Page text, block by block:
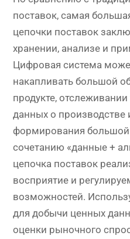
поставок, самая
цепочки поставок
хранении, анализе и
Цифровая система
накапливать большой
продукте,
данных о производстве
формирования большой
сочетанию «данные +
цепочка поставок
восприятие и
возможностей.
для добычи ценных
оценки рыночного